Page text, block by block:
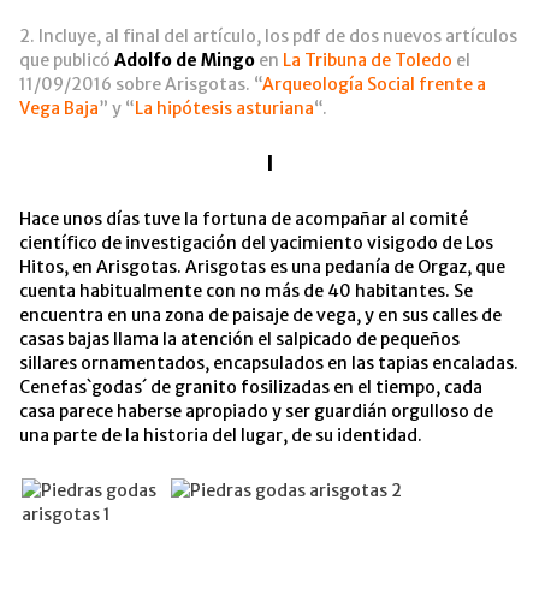
2. Incluye, al final del artículo, los pdf de dos nuevos artículos
que publicó Adolfo de Mingo en La Tribuna de Toledo el
11/09/2016 sobre Arisgotas. “Arqueología Social frente a
Vega Baja” y “La hipótesis asturiana“.
I
Hace unos días tuve la fortuna de acompañar al comité
científico de investigación del yacimiento visigodo de Los
Hitos, en Arisgotas. Arisgotas es una pedanía de Orgaz, que
cuenta habitualmente con no más de 40 habitantes. Se
encuentra en una zona de paisaje de vega, y en sus calles de
casas bajas llama la atención el salpicado de pequeños
sillares ornamentados, encapsulados en las tapias encaladas.
Cenefas`godas´ de granito fosilizadas en el tiempo, cada
casa parece haberse apropiado y ser guardián orgulloso de
una parte de la historia del lugar, de su identidad.